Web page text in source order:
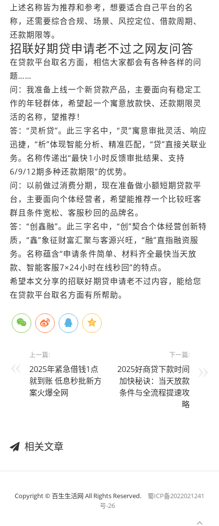
上述名称皆为推荐和参考，想要适合自己平台的名
称，还需要综合合规、场景、风控定位、借款周期、
还款期限等。
招联好期贷申请老不过之网友问答
在贷款平台取名方面，相信大家都会有各种各样的问
题……
问：我准备上线一个新贷款产品，主要面向有稳定工
作的年轻群体，希望起一个寓意放款快、还款期限灵
活的名称，望推荐！
答：“灵析贷”。此三字名中，“灵”寓意审批灵活、响应
迅捷，“析”体现智能分析、精准匹配，“贷”直接关联业
务。名称传递出“最快1小时反馈审批结果、支持
6/9/12期多种还款期限”的优势。
问：以前做过消费分期，现在准备做小额短期贷款平
台，主要面向个体经营者，希望能推荐一个比较旺客
群且条件宽松、客服秒回的品牌名。
答：“创鑫融”。此三字名中，“创”契合个体经营创新特
质，“鑫”象征财富汇聚与客源兴旺，“融”直指融资服
务。名称蕴含“申请条件简单、材料齐全最快当天放
款、智能客服7×24小时在线秒回”的特点。
希望本文分享的招联好期贷申请老不过内容，能给您
在贷款平台取名方面有所帮助。
上一篇:
2025年紧急借钱1点
就到账 低息秒批新方
案火爆全网
下一篇:
2025好商贷下款时间
加快秘诀：当天放款
条件与全流程提速攻
略
相关文章
Copyright © 百生生活网 All Rights Reserved.
蜀ICP备2022021241
号-26